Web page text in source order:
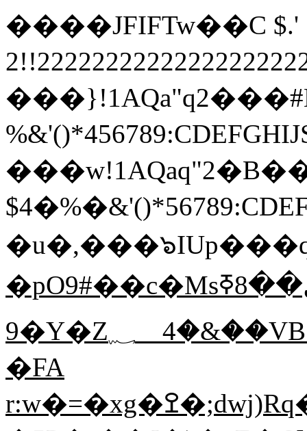
����JFIFTw��C $.'
�u�,���๖
�pO9#��c�Msڵ��8ߧ��R�Ug��$�#�
9�Y�Z؁__4�&��VB_hF��ק�a%����9�i��v;f�&��=��Q�gF��L�:�F1�kWT׭��i�K�dh��-
�FA
r:w�=�xg�ߐ�;dwj)Rq����gW�u��yo��dA$2.W;O